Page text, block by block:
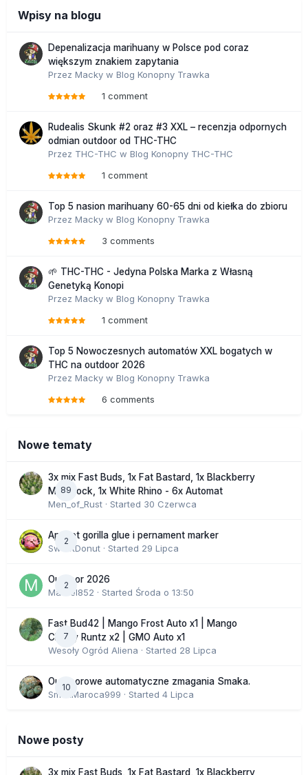
Wpisy na blogu
Depenalizacja marihuany w Polsce pod coraz
większym znakiem zapytania
Przez Macky w Blog Konopny Trawka
1 comment
Rudealis Skunk #2 oraz #3 XXL – recenzja odpornych
odmian outdoor od THC-THC
Przez THC-THC w Blog Konopny THC-THC
1 comment
Top 5 nasion marihuany 60-65 dni od kiełka do zbioru
Przez Macky w Blog Konopny Trawka
3 comments
🌱 THC-THC - Jedyna Polska Marka z Własną
Genetyką Konopi
Przez Macky w Blog Konopny Trawka
1 comment
Top 5 Nowoczesnych automatów XXL bogatych w
THC na outdoor 2026
Przez Macky w Blog Konopny Trawka
6 comments
Nowe tematy
89
3x mix Fast Buds, 1x Fat Bastard, 1x Blackberry
Moonrock, 1x White Rhino - 6x Automat
Men_of_Rust · Started 30 Czerwca
2
Apricot gorilla glue i pernament marker
SweetDonut · Started 29 Lipca
2
Outdoor 2026
Marcel852 · Started Środa o 13:50
7
Fast Bud42 | Mango Frost Auto x1 | Mango
Cherry Runtz x2 | GMO Auto x1
Wesoły Ogród Aliena · Started 28 Lipca
10
Outdoorowe automatyczne zmagania Smaka.
SmakMaroca999 · Started 4 Lipca
Nowe posty
3x mix Fast Buds, 1x Fat Bastard, 1x Blackberry